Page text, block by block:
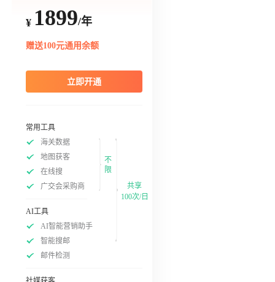
¥ 1899/年
赠送100元通用余额
立即开通
常用工具
海关数据
地图获客
在线搜
广交会采购商
不
限
AI工具
AI智能营销助手
智能搜邮
邮件检测
共享
100次/日